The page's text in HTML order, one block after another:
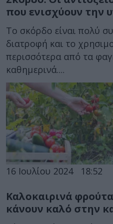
που ενισχύουν την
Το σκόρδο είναι πολύ
διατροφή και το
περισσότερα από τα
καθημερινά....
16 Ιουλίου 2024 18:52
Καλοκαιρινά
κάνουν καλό στην